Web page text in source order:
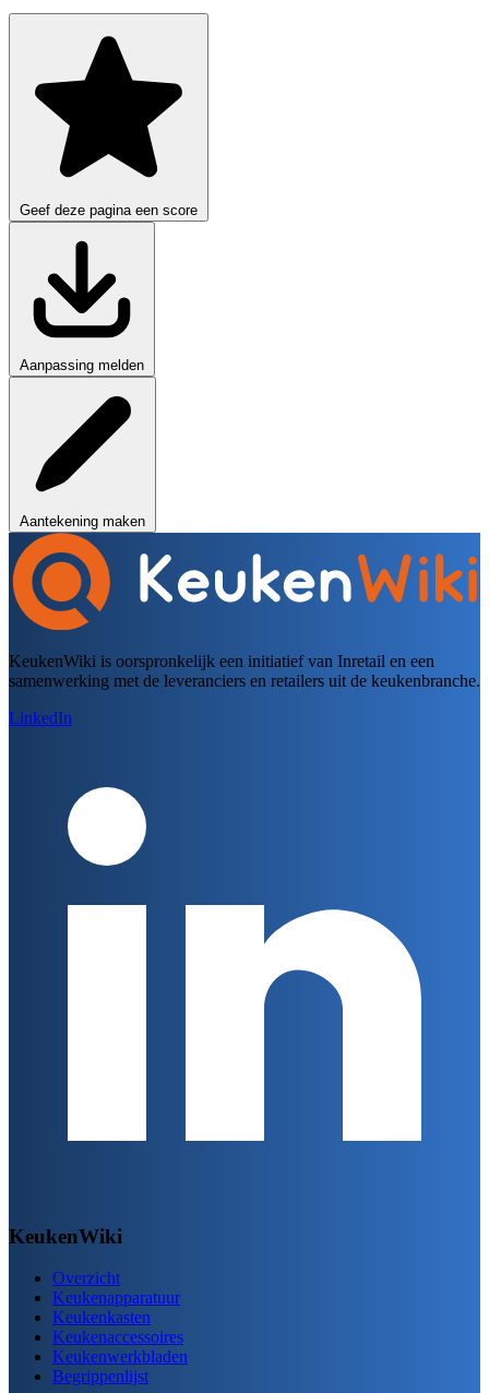
Geef deze pagina een score
Aanpassing melden
Aantekening maken
KeukenWiki is oorspronkelijk een initiatief van Inretail en een
samenwerking met de leveranciers en retailers uit de keukenbranche.
LinkedIn
KeukenWiki
Overzicht
Keukenapparatuur
Keukenkasten
Keukenaccessoires
Keukenwerkbladen
Begrippenlijst